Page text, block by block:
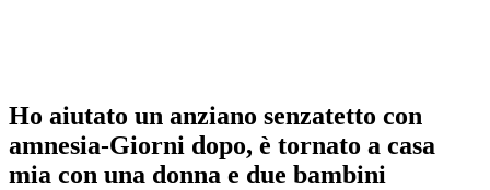
Ho aiutato un anziano senzatetto con
amnesia-Giorni dopo, è tornato a casa
mia con una donna e due bambini